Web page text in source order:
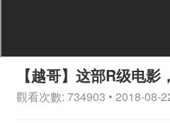
【越哥】这部R级电
觀看次數: 734903 • 2018-08-